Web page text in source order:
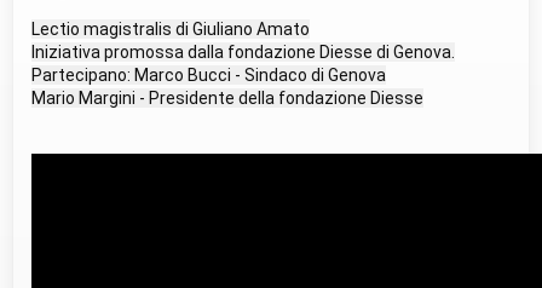
Lectio magistralis di Giuliano Amato
Iniziativa promossa dalla fondazione Diesse di Genova.
Partecipano: Marco Bucci - Sindaco di Genova
Mario Margini - Presidente della fondazione Diesse